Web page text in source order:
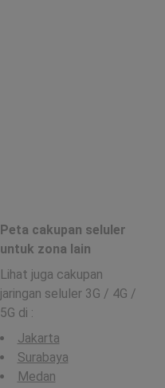
Peta cakupan seluler
untuk zona lain
Lihat juga cakupan
jaringan seluler 3G / 4G /
5G di :
Jakarta
Surabaya
Medan